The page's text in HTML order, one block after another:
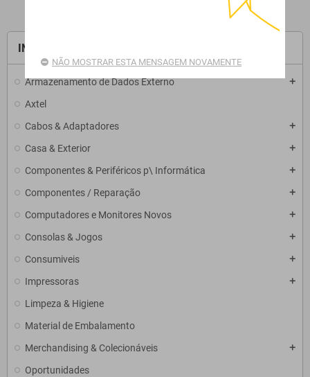
INÍCIO
Armazenamento de Dados Externo add
Axtel
Cabos & Adaptadores
add
Casa & Exterior add
Componentes & Periféricos p\ Informática add
Componentes / Reparação add
Computadores e Monitores Novos add
Consolas & Jogos add
Consumiveis add
Impressoras add
Limpeza & Higiene
Material de Embalamento
Merchandising & Colecionáveis
add
Oportunidades
NÃO MOSTRAR ESTA MENSAGEM NOVAMENTE